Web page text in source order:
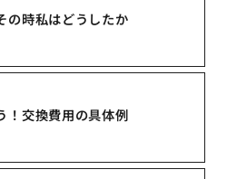
の時私はどうしたか
！交換費用の具体例